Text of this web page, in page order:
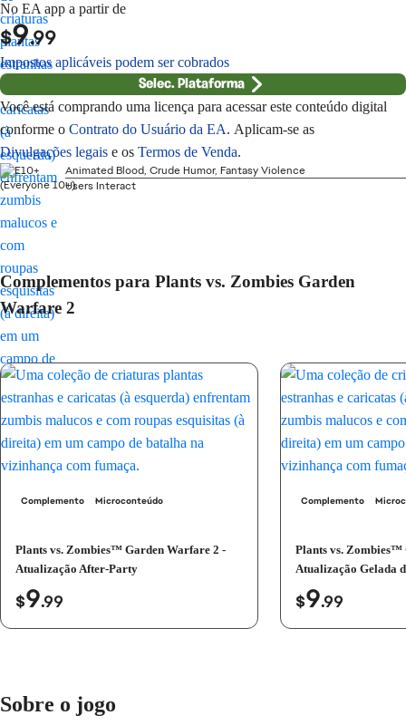
No EA app a partir de
$9.99
Impostos aplicáveis podem ser cobrados
Selec. Plataforma
Você está comprando uma licença para acessar este conteúdo digital
conforme o Contrato do Usuário da EA. Aplicam-se as
Divulgações legais e os Termos de Venda.
Animated Blood, Crude Humor, Fantasy Violence
Users Interact
Complementos para Plants vs. Zombies Garden
Warfare 2
Complemento Microconteúdo
Plants vs. Zombies™ Garden Warfare 2 -
Atualização After-Party
$9.99
Complemento
Plants vs. Zombies™
Atualização Gelada
$9.99
Sobre o jogo